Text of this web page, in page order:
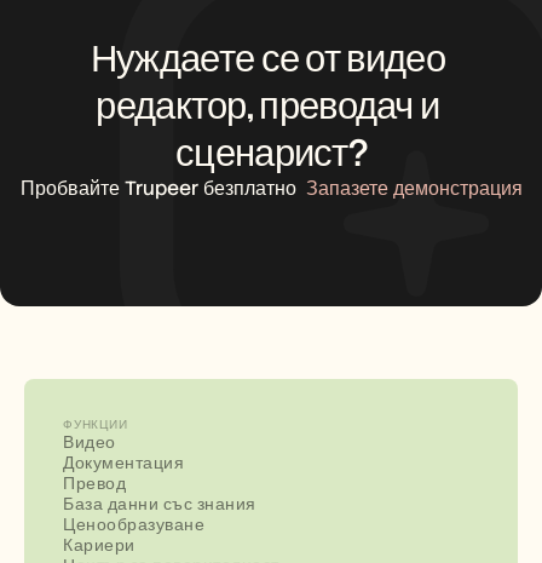
Нуждаете се от видео
редактор, преводач и
сценарист?
Пробвайте Trupeer безплатно Запазете демонстрация
ФУНКЦИИ
Видео
Документация
Превод
База данни със знания
Ценообразуване
Кариери